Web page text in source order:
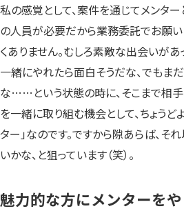
私の感覚として、案件を通じてメンター
の人員が必要だから業務委託でお願い
くありません。むしろ素敵な出会いが
一緒にやれたら面白そうだな、でもま
な……という状態の時に、そこまで相
を一緒に取り組む機会として、ちょうど
ター」なのです。ですから隙あらば、そ
いかな、と狙っています（笑）。
魅力的な方にメンターを